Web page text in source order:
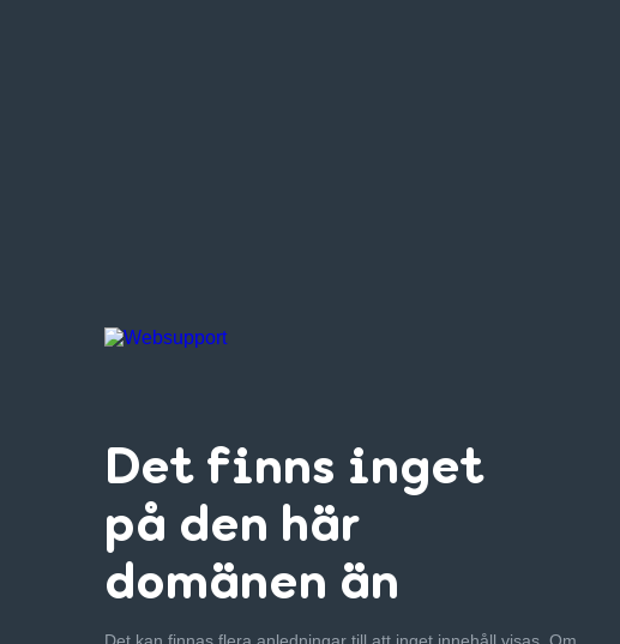
Det finns inget
på den här
domänen än